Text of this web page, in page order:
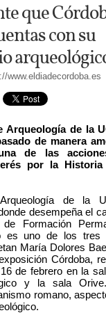
que
con su
www.eldiadecordoba.es
Arqueología de la
de manera
de las
por la
de la
desempeña el
Formación
es uno de los tres
María Dolores
Córdoba,
de febrero en la
y la sala
romano,